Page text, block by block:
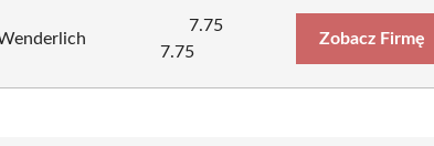
7.75
7.75
Zobacz Firmę